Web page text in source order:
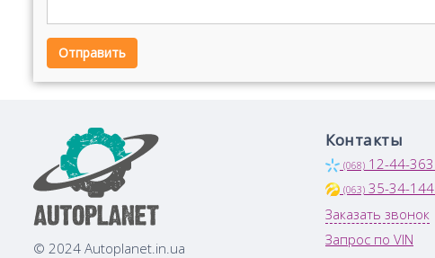
Отправить
© 2024 Autoplanet.in.ua
Контакты
(068) 12-44-363
(063) 35-34-144
Заказать звонок
Запрос по VIN